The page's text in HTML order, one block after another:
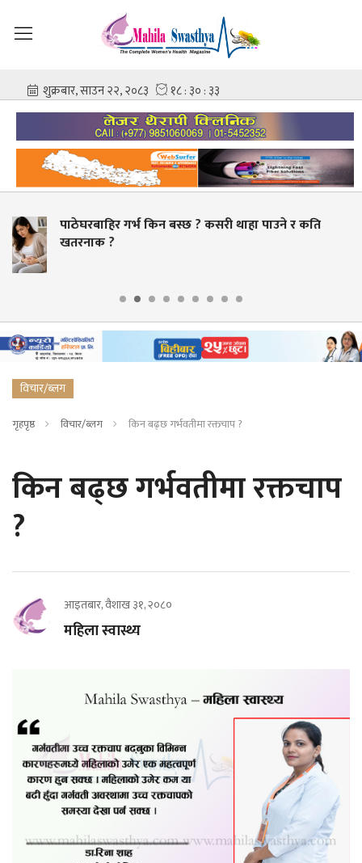
? कसरी थाहा पाउने र कति
स्वास्थ्य क्षेत्रमा व्यापक
विचार/ब्लग
गृहपृष्ठ विचार/ब्लग किन बढ्छ गर्भवतीमा रक्तचाप ?
किन बढ्छ गर्भवतीमा रक्तचाप
?
आइतबार, वैशाख ३१, २०८०
महिला स्वास्थ्य